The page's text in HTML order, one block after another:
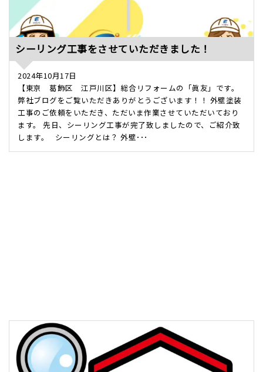
シーリング工事をさせていただきました！
2024年10月17日
【東京 葛飾区 江戸川区】総合リフォームの「眞友」です。
弊社ブログをご覧いただきありがとうございます！！ 外壁塗装
工事のご依頼をいただき、ただいま作業させていただいており
ます。 先日、シーリング工事が完了致しましたので、ご紹介致
します。 シーリングとは？ 外壁･･･